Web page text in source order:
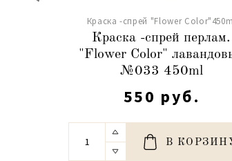
Краска -спрей "Flower
Краска -спрей перлам.
"Flower Color"
№033 450ml
550 руб.
В